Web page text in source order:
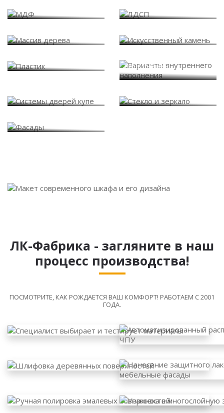
наполнения
ЛК-Фабрика - загляните в наш
процесс производства!
ПОСМОТРИТЕ, КАК РОЖДАЕТСЯ ВАШ КОМФОРТ! РАБОТАЕМ С 2001
ГОДА.